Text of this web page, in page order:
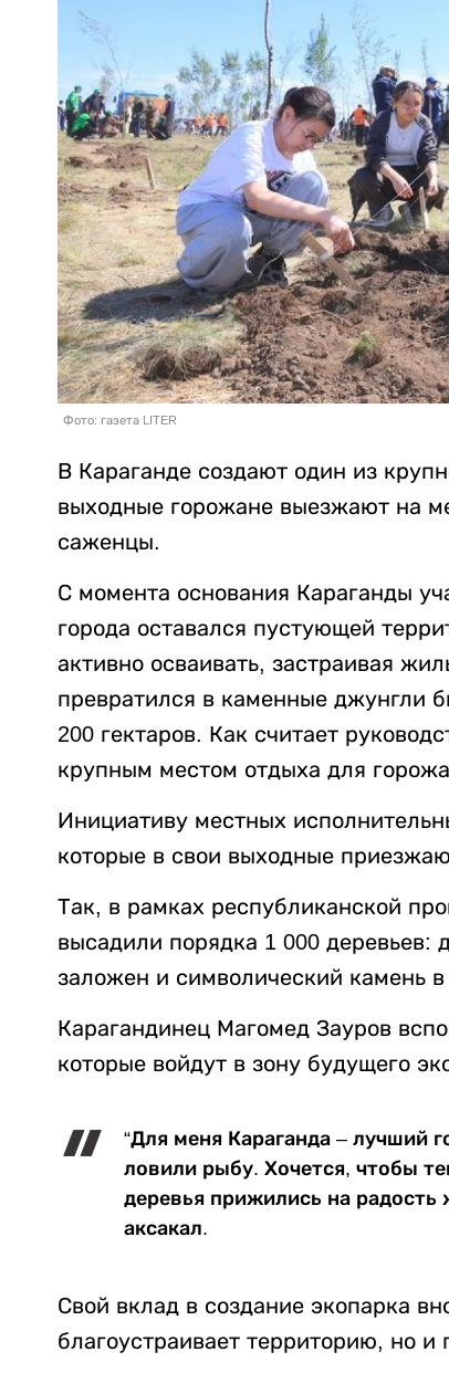
Фото: газета LITER
В Караганде создают один из
выходные горожане выезжают на
саженцы.
С момента основания Караганды
города оставался пустующей
активно осваивать, застраивая
превратился в каменные джунгли
200 гектаров. Как считает
крупным местом отдыха для
Инициативу местных
которые в свои выходные
Так, в рамках республиканской
высадили порядка 1 000 деревьев:
заложен и символический камень
Карагандинец Магомед Зауров
которые войдут в зону будущего
“Для меня Караганда – лучший
ловили рыбу. Хочется, чтобы
деревья прижились на радость
аксакал.
Свой вклад в создание экопарка
благоустраивает территорию, но и